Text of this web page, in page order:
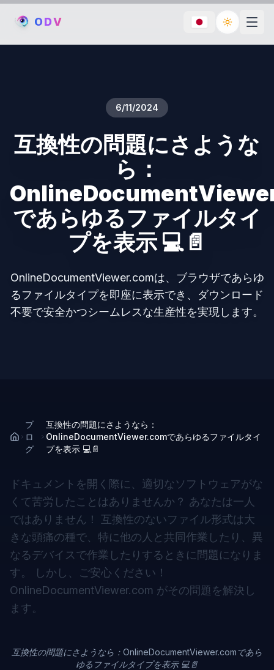
ODV Toggle
6/11/2024
互換性の問題にさような
ら：
であらゆるファイルタイ
プを表示 💻📄
OnlineDocumentViewer.comは、ブラウザであらゆ
るファイルタイプを即座に表示でき、ダウンロード
不要で安全かつシームレスな生産性を実現します。
ブ
ロ
グ
互換性の問題にさようなら：
OnlineDocumentViewer.comであらゆるファイルタイ
プを表示 💻📄
ドキュメントを開く際に、適切なソフトウェアがな
くて苦労したことはありませんか？ あなたは一人
ではありません！ 互換性のないファイル形式は大
きな頭痛の種で、特に他の人と共同作業したり、異
なるデバイスで作業したりするときに問題になりま
す。 しかし、ご安心ください！
OnlineDocumentViewer.com がその問題を解決し
ます。
互換性の問題にさようなら：OnlineDocumentViewer.comであら
ゆるファイルタイプを表示 💻📄